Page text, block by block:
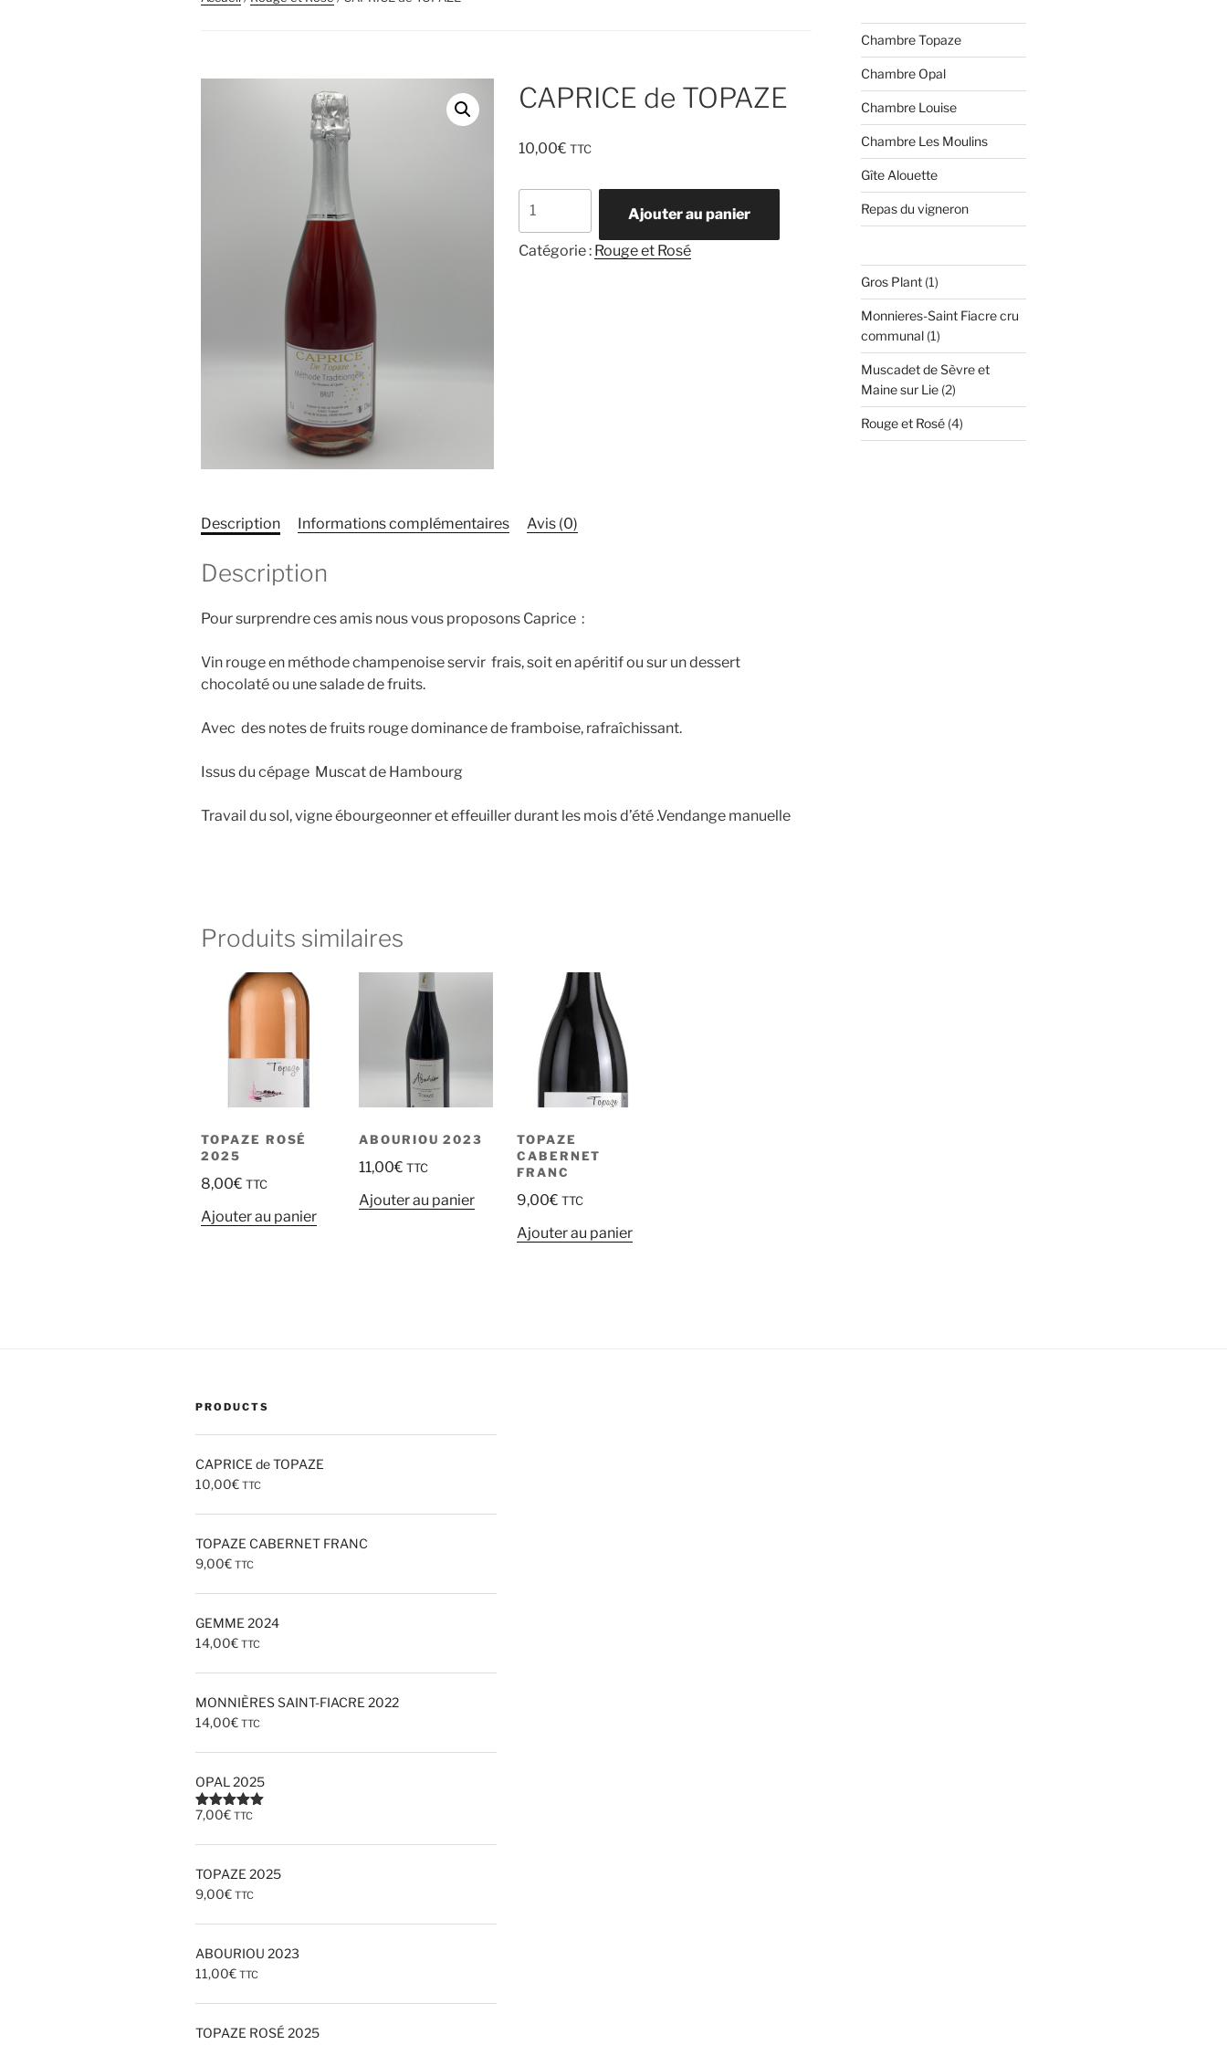
CAPRICE de TOPAZE
10,00€ TTC
de
CAPRICE
Ajouter au panier
Catégorie : Rouge et Rosé
Description Informations complémentaires Avis (0)
Description
Pour surprendre ces amis nous vous proposons Caprice :
Vin rouge en méthode champenoise servir frais, soit en apéritif ou sur un dessert
chocolaté ou une salade de fruits.
Avec des notes de fruits rouge dominance de framboise, rafraîchissant.
Issus du cépage Muscat de Hambourg
Travail du sol, vigne ébourgeonner et effeuiller durant les mois d’été .Vendange manuelle
Produits similaires
TOPAZE ROSÉ
2025
8,00€ TTC
Ajouter au panier
ABOURIOU 2023
11,00€ TTC
Ajouter au panier
TOPAZE
CABERNET
FRANC
9,00€ TTC
Ajouter au panier
Chambre Topaze
Chambre Opal
Chambre Louise
Chambre Les Moulins
Gîte Alouette
Repas du vigneron
Gros Plant 11
produit
Monnieres-Saint Fiacre cru
communal 11
produit
Muscadet de Sèvre et
Maine sur Lie 22
produits
Rouge et Rosé 44
produits
PRODUCTS
CAPRICE de TOPAZE
10,00€ TTC
TOPAZE CABERNET FRANC
9,00€ TTC
GEMME 2024
14,00€ TTC
MONNIÈRES SAINT-FIACRE 2022
14,00€ TTC
OPAL 2025
Note5.00
7,00€ TTC
TOPAZE 2025
9,00€ TTC
ABOURIOU 2023
11,00€ TTC
TOPAZE ROSÉ 2025